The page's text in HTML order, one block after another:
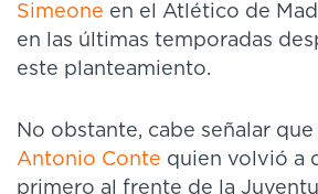
Simeone en el Atlético de
en las últimas temporadas
este planteamiento.
No obstante, cabe señalar
Antonio Conte quien volvió a
primero al frente de la